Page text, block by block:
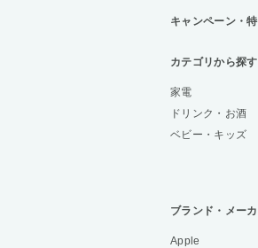
キャンペーン・
カテゴリから探す
家電
ドリンク・お酒
ベビー・キッズ
ブランド・メー
Apple